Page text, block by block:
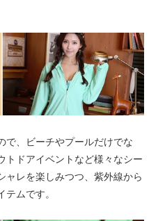
× 売り切れ中
A柄〈color__S-11__〉
SOLD OUT
× 売り切れ中
B柄〈color__S-12__〉
SOLD OUT
C柄〈color__S-13__〉
SOLD OUT
× 売り切れ中
D柄〈color__S-14__〉
で、ビーチやプールだけでな
トドアイベントなど様々なシー
ャレを楽しみつつ、紫外線から
ムです。